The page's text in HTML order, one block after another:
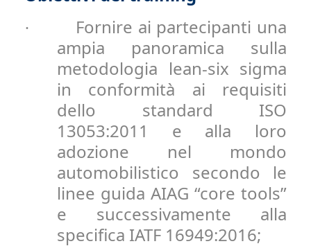
·
Fornire ai partecipanti una
ampia panoramica sulla
metodologia lean-six sigma
in conformità ai requisiti
dello standard ISO
13053:2011 e alla loro
adozione nel mondo
automobilistico secondo le
linee guida AIAG “core tools”
e successivamente alla
specifica IATF 16949:2016;